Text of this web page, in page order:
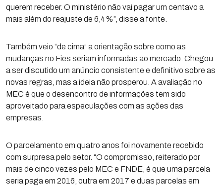
querem receber. O ministério não vai pagar um centavo a
mais além do reajuste de 6,4%”, disse a fonte.
Também veio “de cima” a orientação sobre como as
mudanças no Fies seriam informadas ao mercado. Chegou
a ser discutido um anúncio consistente e definitivo sobre as
novas regras, mas a ideia não prosperou. A avaliação no
MEC é que o desencontro de informações tem sido
aproveitado para especulações com as ações das
empresas.
O parcelamento em quatro anos foi novamente recebido
com surpresa pelo setor. “O compromisso, reiterado por
mais de cinco vezes pelo MEC e FNDE, é que uma parcela
seria paga em 2016, outra em 2017 e duas parcelas em